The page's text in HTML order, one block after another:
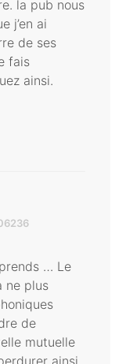
la pub nous
j’en ai
de ses
fais
ainsi.
… Le
ne plus
de
mutuelle
ainsi.